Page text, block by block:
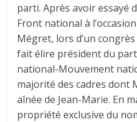
parti. Après avoir essayé
Front national à
Mégret, lors d’un
fait élire président du
national-Mouvement
majorité des cadres dont
aînée de Jean-Marie. En
propriété exclusive du